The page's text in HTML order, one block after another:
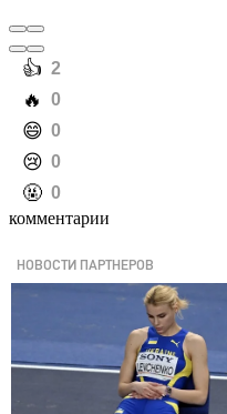
️👍 2
️🔥 0
️😄 0
️😢 0
️🤬 0
комментарии